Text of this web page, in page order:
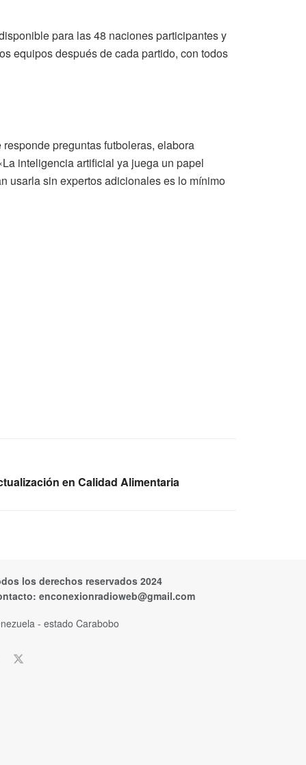
para las 48 naciones participantes y
equipos después de cada partido, con todos
preguntas futboleras, elabora
inteligencia artificial ya juega un papel
usarla sin expertos adicionales es lo mínimo
en Calidad Alimentaria
los derechos reservados 2024
enconexionradioweb@gmail.com
- estado Carabobo